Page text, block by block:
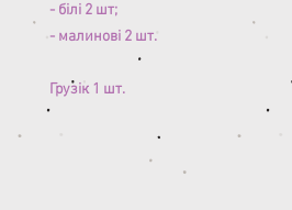
- білі 2 шт;
- малинові 2 шт.
Грузік 1 шт.